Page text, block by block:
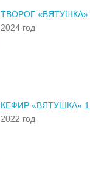
ТВОРОГ
2024 год
КЕФИР «ВЯТУШКА»
2022 год